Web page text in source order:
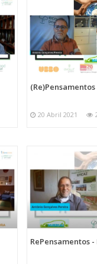
(Re)Pensamentos
20 Abril 2021
RePensamentos -